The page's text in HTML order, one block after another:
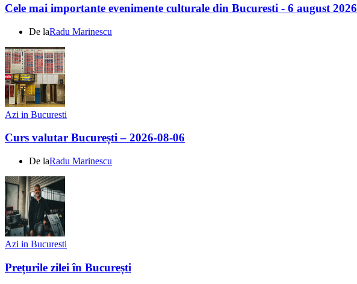
Cele mai importante evenimente culturale din Bucuresti - 6 august 2026
De laRadu Marinescu
Azi in Bucuresti
Curs valutar București – 2026-08-06
De laRadu Marinescu
Azi in Bucuresti
Prețurile zilei în București